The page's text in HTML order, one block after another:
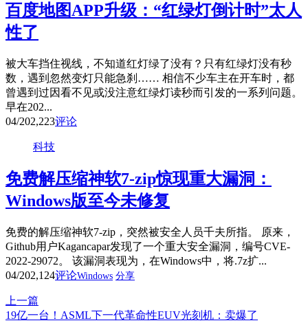
百度地图APP升级：“红绿灯倒计时”太人
性了
被大车挡住视线，不知道红灯绿了没有？只有红绿灯没有秒
数，遇到忽然变灯只能急刹…… 相信不少车主在开车时，都
曾遇到过因看不见或没注意红绿灯读秒而引发的一系列问题。
早在202...
04/202,223评论
科技
免费解压缩神软7-zip惊现重大漏洞：
Windows版至今未修复
免费的解压缩神软7-zip，突然被安全人员千夫所指。 原来，
Github用户Kagancapar发现了一个重大安全漏洞，编号CVE-
2022-29072。 该漏洞表现为，在Windows中，将.7z扩...
04/202,124评论Windows 分享
上一篇
19亿一台！ASML下一代革命性EUV光刻机：卖爆了